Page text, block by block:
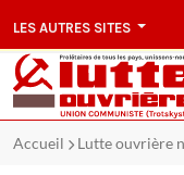
LES AUTRES SITES
Accueil Lutte ouvrière